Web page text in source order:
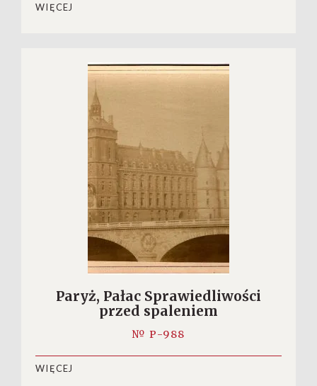
WIĘCEJ
Paryż, Pałac Sprawiedliwości
przed spaleniem
№ P-988
WIĘCEJ